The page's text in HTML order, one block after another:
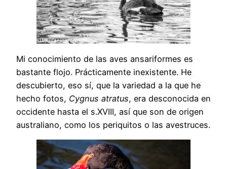
Mi conocimiento de las aves ansariformes es
bastante flojo. Prácticamente inexistente. He
descubierto, eso sí, que la variedad a la que he
hecho fotos, Cygnus atratus, era desconocida en
occidente hasta el s.XVIII, así que son de origen
australiano, como los periquitos o las avestruces.